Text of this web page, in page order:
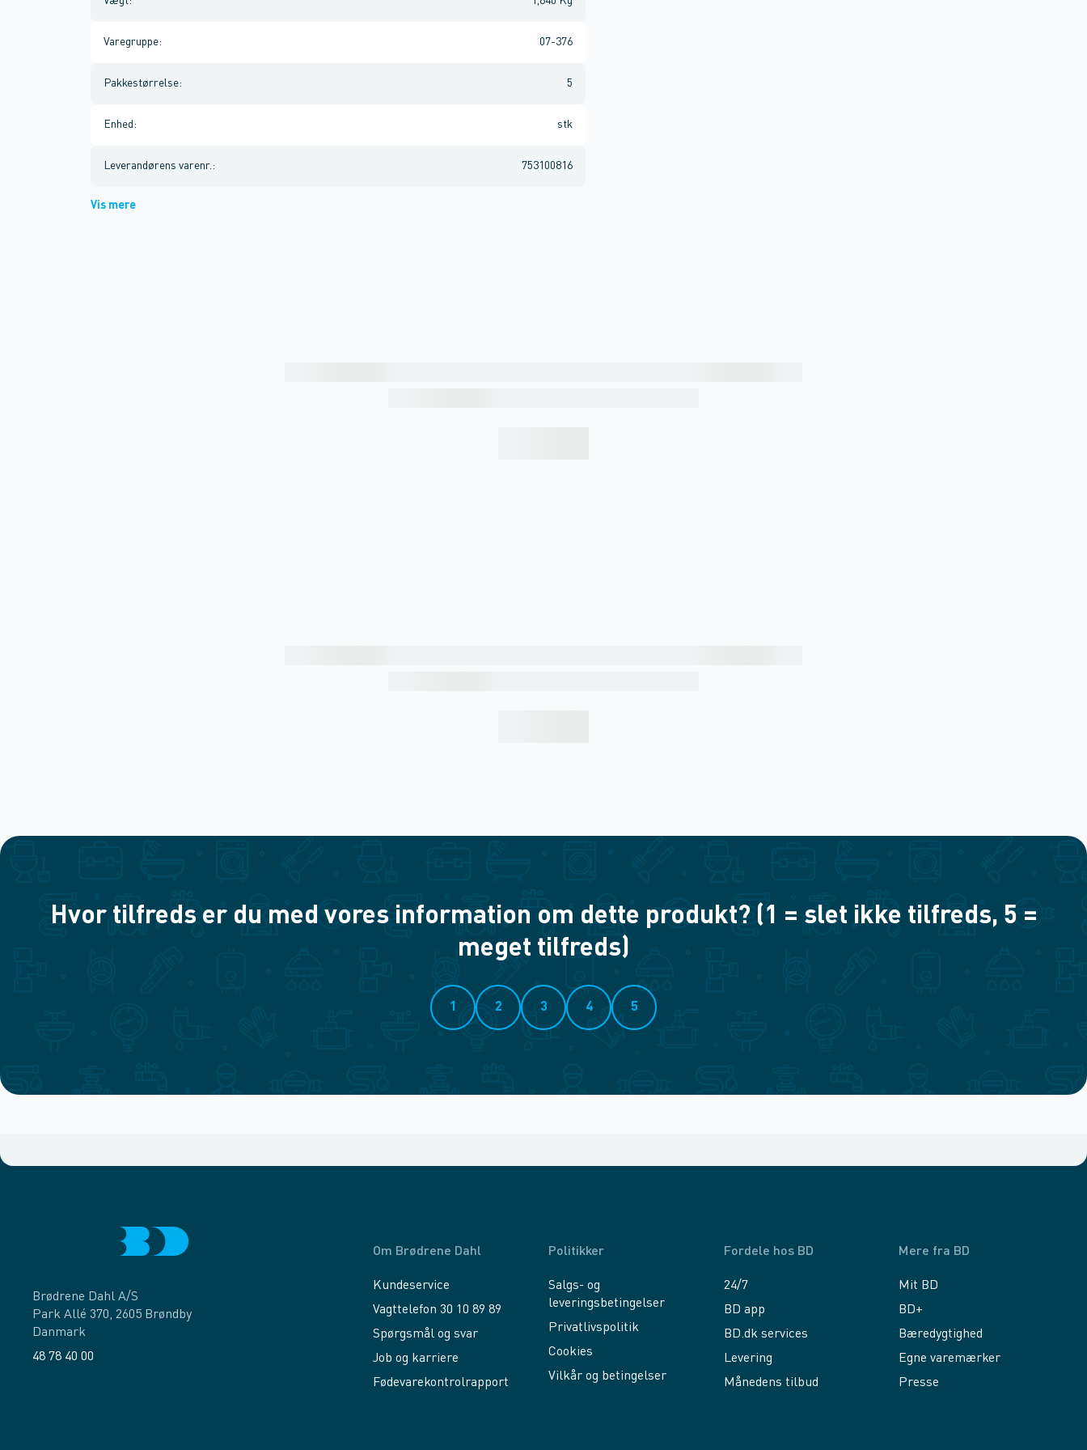
Varegruppe: 07-376
Pakkestørrelse: 5
Enhed : stk
Leverandørens varenr. : 753100816
Vis mere
Hvor tilfreds er du med vores information om dette produkt? (1 = slet ikke tilfreds, 5 =
meget tilfreds)
1 2 3 4 5
Brødrene Dahl A/S
Park Allé 370, 2605 Brøndby
Danmark
48 78 40 00
Om Brødrene Dahl
Kundeservice
Vagttelefon 30 10 89 89
Spørgsmål og svar
Job og karriere
Fødevarekontrolrapport
Politikker
Salgs- og
leveringsbetingelser
Privatlivspolitik
Cookies
Vilkår og betingelser
Fordele hos BD
24/7
BD app
BD.dk services
Levering
Månedens tilbud
Mere fra BD
Mit BD
BD+
Bæredygtighed
Egne varemærker
Presse